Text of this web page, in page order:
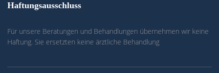
Haftungsausschluss
Für unsere Beratungen und Behandlungen übernehmen wir keine
Haftung. Sie ersetzten keine ärztliche Behandlung